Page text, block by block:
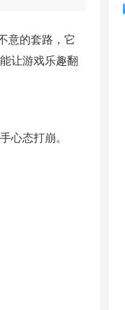
意的套路，它
让游戏乐趣翻
心态打崩。